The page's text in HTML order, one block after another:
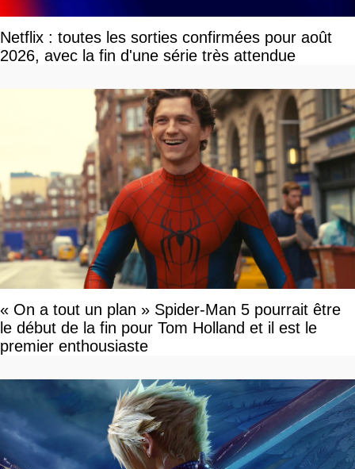
Netflix : toutes les sorties confirmées pour août
2026, avec la fin d'une série très attendue
« On a tout un plan » Spider-Man 5 pourrait être
le début de la fin pour Tom Holland et il est le
premier enthousiaste